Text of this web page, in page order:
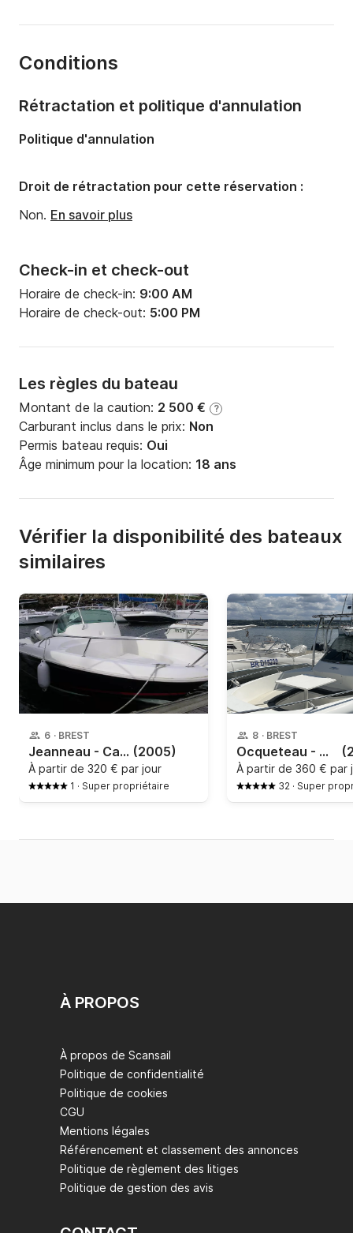
Capacité à bord:
Nombre de cabines:
Conditions
Check-in et check-out
Horaire de check-in: 9:00 AM
Horaire de check-out: 5:00 PM
Les règles du bateau
Montant de la caution: 2 500 € ?
Carburant inclus dans le prix: Non
Permis bateau requis: Oui
Âge minimum pour la location: 18 ans
Rétractation et politique d'annulation
Politique d'annulation
Droit de rétractation pour cette réservation :
Non. En savoir plus
Vérifier la disponibilité des bateaux
similaires
6 · BREST
Jeanneau - Cap Camarat 545 Wa (2005)
À partir de 320 € par jour
1 · Super propriétaire
8 · BREST
Ocqueteau - ABACO 650
À partir de 360 € par
32 · Super
À PROPOS
À propos de Scansail
Politique de confidentialité
Politique de cookies
CGU
Mentions légales
Référencement et classement des annonces
Politique de règlement des litiges
Politique de gestion des avis